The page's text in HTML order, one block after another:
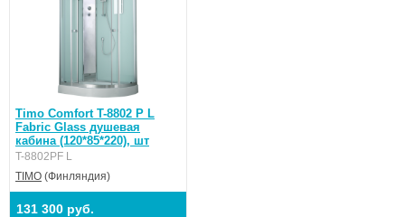
Timo Comfort T-8802 P L
Fabric Glass душевая
кабина (120*85*220), шт
T-8802PF L
TIMO (Финляндия)
131 300 руб.